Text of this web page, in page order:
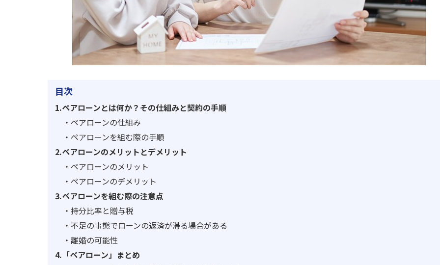
目次
1.ペアローンとは何か？その仕組みと契約の手順
・ ペアローンの仕組み
・ ペアローンを組む際の手順
2.ペアローンのメリットとデメリット
・ ペアローンのメリット
・ ペアローンのデメリット
3.ペアローンを組む際の注意点
・ 持分比率と贈与税
・ 不足の事態でローンの返済が滞る場合がある
・ 離婚の可能性
4.「ペアローン」まとめ